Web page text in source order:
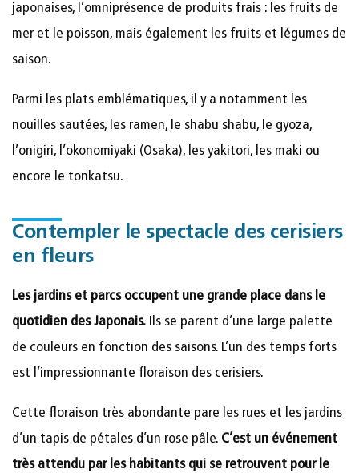
japonaises, l’omniprésence de produits frais : les fruits de
mer et le poisson, mais également les fruits et légumes de
saison.
Parmi les plats emblématiques, il y a notamment les
nouilles sautées, les ramen, le shabu shabu, le gyoza,
l’onigiri, l’okonomiyaki (Osaka), les yakitori, les maki ou
encore le tonkatsu.
Contempler le spectacle des cerisiers
en fleurs
Les jardins et parcs occupent une grande place dans le
quotidien des Japonais. Ils se parent d’une large palette
de couleurs en fonction des saisons. L’un des temps forts
est l’impressionnante floraison des cerisiers.
Cette floraison très abondante pare les rues et les jardins
d’un tapis de pétales d’un rose pâle. C’est un événement
très attendu par les habitants qui se retrouvent pour le